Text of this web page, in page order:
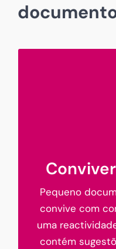
Pequeno
convive com
uma
contém